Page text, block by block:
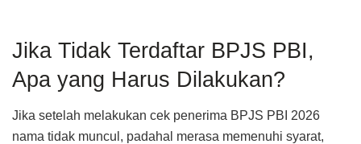
Jika Tidak Terdaftar BPJS PBI,
Apa yang Harus Dilakukan?
Jika setelah melakukan cek penerima BPJS PBI 2026
nama tidak muncul, padahal merasa memenuhi syarat,